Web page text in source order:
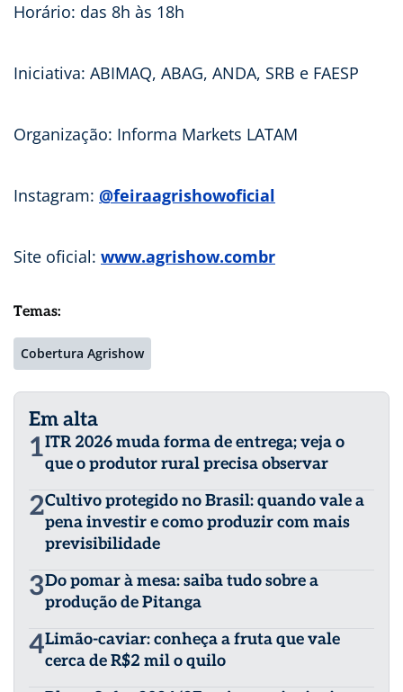
Horário: das 8h às 18h
Iniciativa: ABIMAQ, ABAG, ANDA, SRB e FAESP
Organização: Informa Markets LATAM
Instagram: @feiraagrishowoficial
Site oficial: www.agrishow.combr
Temas:
Cobertura Agrishow
Em alta
1ITR 2026 muda forma de entrega; veja o
que o produtor rural precisa observar
2Cultivo protegido no Brasil: quando vale a
pena investir e como produzir com mais
previsibilidade
3Do pomar à mesa: saiba tudo sobre a
produção de Pitanga
4Limão-caviar: conheça a fruta que vale
cerca de R$2 mil o quilo